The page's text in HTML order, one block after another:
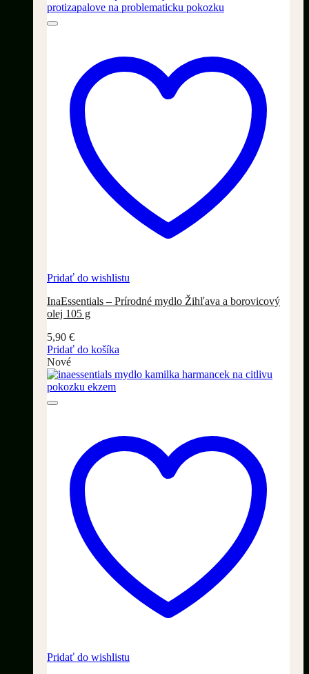
Pridať do wishlistu
InaEssentials – Prírodné mydlo Žihľava a borovicový
olej 105 g
5,90 €
Pridať do košíka
Nové
Pridať do wishlistu